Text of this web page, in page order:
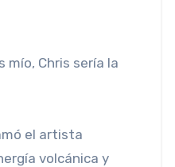
mío, Chris sería la
el artista
volcánica y